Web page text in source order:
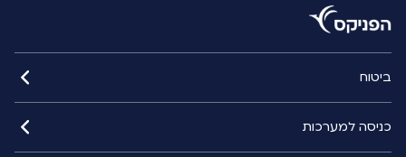
ביטוח
כניסה למערכות